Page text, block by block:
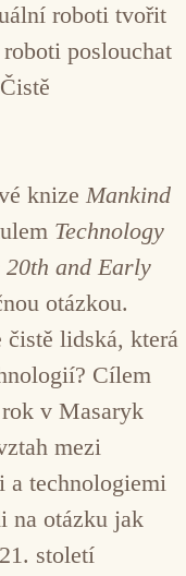
roboti tvořit
poslouchat
knize Mankind
Technology
and Early
otázkou.
čistě lidská, která
Cílem
v Masaryk
mezi
technologiemi
na otázku jak
století